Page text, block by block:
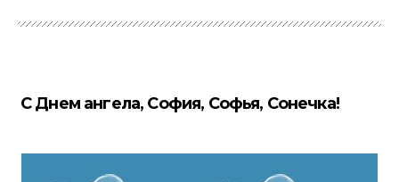
С Днем ангела, София, Софья, Сонечка!